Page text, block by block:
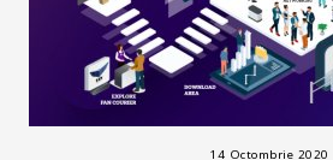
14 Octombrie 2020